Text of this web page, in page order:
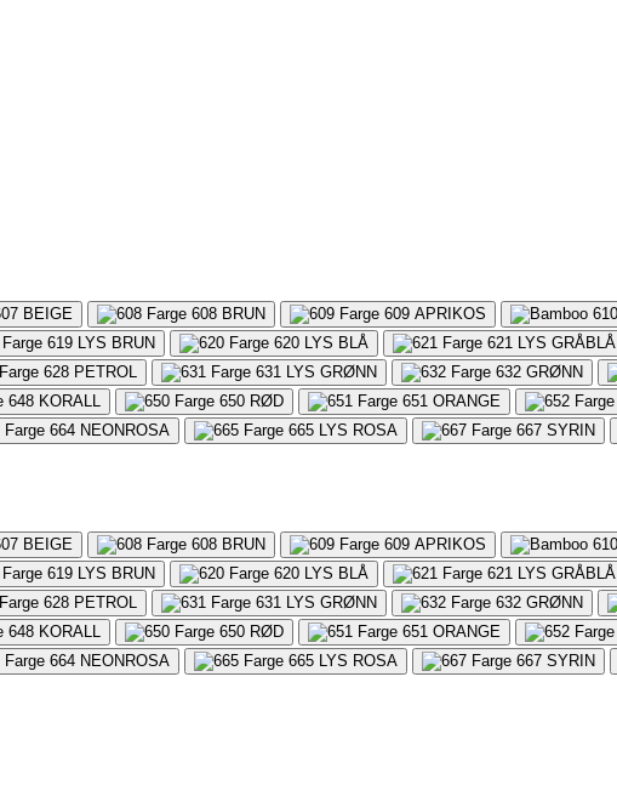
BEIGE 608 BRUN 609 APRIKOS
619 LYS BRUN 620 LYS BLÅ 621 LYS GRÅBLÅ
628 PETROL 631 LYS GRØNN 632 GRØNN
648 KORALL 650 RØD 651 ORANGE
664 NEONROSA 665 LYS ROSA 667 SYRIN
BEIGE 608 BRUN 609 APRIKOS
619 LYS BRUN 620 LYS BLÅ 621 LYS GRÅBLÅ
628 PETROL 631 LYS GRØNN 632 GRØNN
648 KORALL 650 RØD 651 ORANGE
664 NEONROSA 665 LYS ROSA 667 SYRIN